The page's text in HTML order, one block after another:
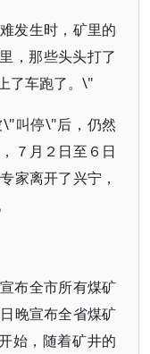
发生时，矿里的
，那些头头打了
了车跑了。\"
\"叫停\"后，仍然
７月２日至６日
家离开了兴宁，
布全市所有煤矿
晚宣布全省煤矿
始，随着矿井的